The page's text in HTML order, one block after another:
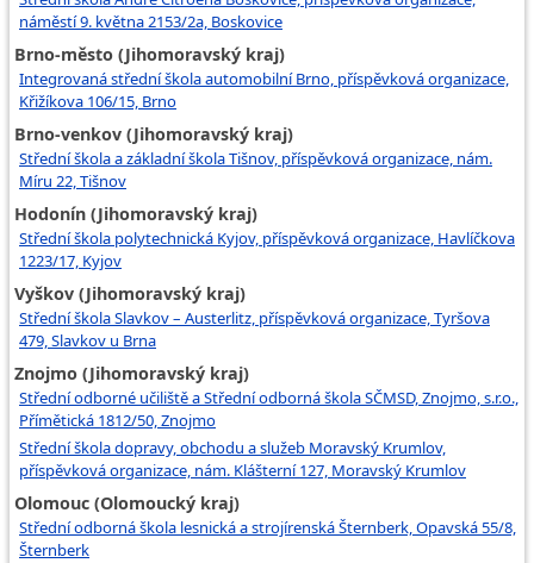
náměstí 9. května 2153/2a, Boskovice
Brno-město (Jihomoravský kraj)
Integrovaná střední škola automobilní Brno, příspěvková organizace,
Křižíkova 106/15, Brno
Brno-venkov (Jihomoravský kraj)
Střední škola a základní škola Tišnov, příspěvková organizace, nám.
Míru 22, Tišnov
Hodonín (Jihomoravský kraj)
Střední škola polytechnická Kyjov, příspěvková organizace, Havlíčkova
1223/17, Kyjov
Vyškov (Jihomoravský kraj)
Střední škola Slavkov – Austerlitz, příspěvková organizace, Tyršova
479, Slavkov u Brna
Znojmo (Jihomoravský kraj)
Střední odborné učiliště a Střední odborná škola SČMSD, Znojmo, s.r.o.,
Přímětická 1812/50, Znojmo
Střední škola dopravy, obchodu a služeb Moravský Krumlov,
příspěvková organizace, nám. Klášterní 127, Moravský Krumlov
Olomouc (Olomoucký kraj)
Střední odborná škola lesnická a strojírenská Šternberk, Opavská 55/8,
Šternberk